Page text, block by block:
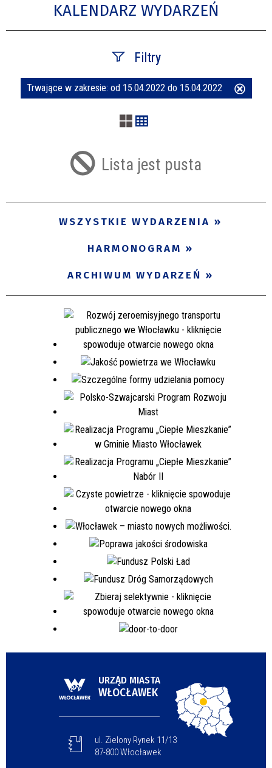
KALENDARZ WYDARZEŃ
Filtry
Szukana fraza
Trwające w zakresie: od 15.04.2022 do 15.04.2022
Lista jest pusta
WSZYSTKIE WYDARZENIA
HARMONOGRAM
ARCHIWUM WYDARZEŃ
URZĄD MIASTA
WŁOCŁAWEK
ul. Zielony Rynek 11/13
87-800 Włocławek